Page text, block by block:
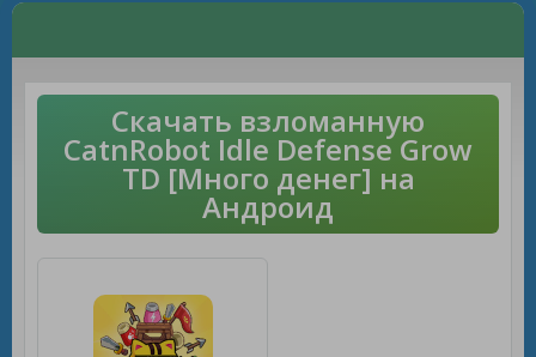
Скачать взломанную
CatnRobot Idle Defense Grow
TD [Много денег] на
Андроид